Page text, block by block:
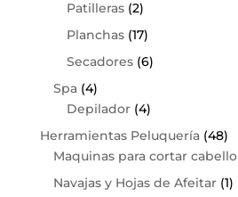
Patilleras (2)
Planchas (17)
Secadores (6)
Spa (4)
Depilador (4)
Herramientas Peluquería (48)
Maquinas para cortar cabello
Navajas y Hojas de Afeitar (1)